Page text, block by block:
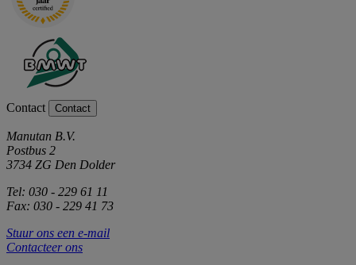
Contact Contact
Manutan B.V.
Postbus 2
3734 ZG Den Dolder
Tel: 030 - 229 61 11
Fax: 030 - 229 41 73
Stuur ons een e-mail
Contacteer ons